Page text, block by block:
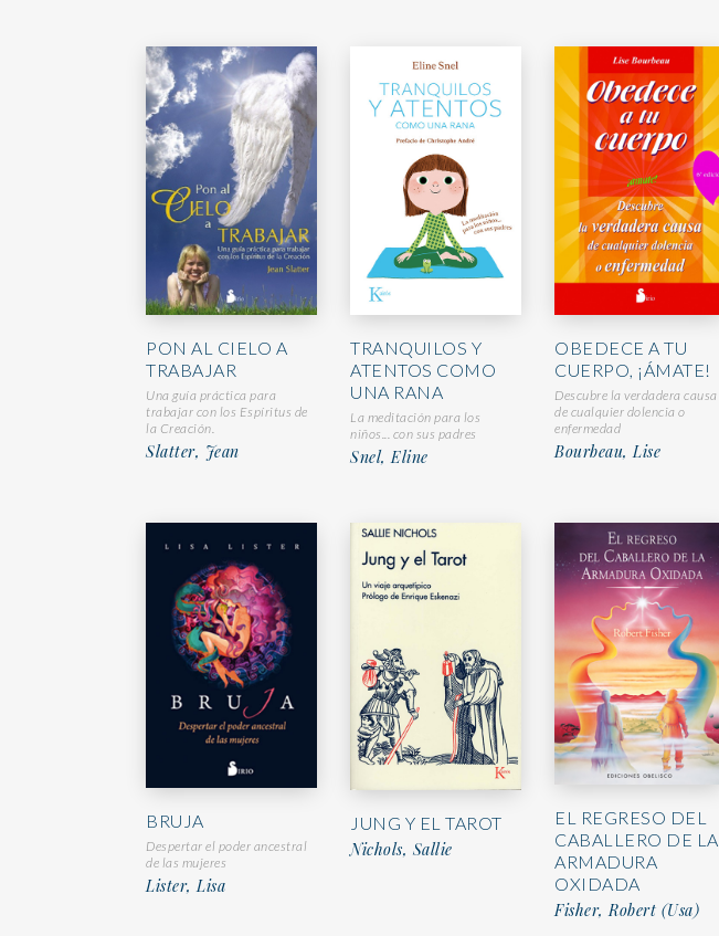
PON AL CIELO A
TRABAJAR
Una guía práctica para
trabajar con los Espíritus de
la Creación.
Slatter, Jean
TRANQUILOS Y
ATENTOS COMO
UNA RANA
La meditación para los
niños... con sus padres
Snel, Eline
OBEDECE A TU
CUERPO, ¡ÁMATE!
Descubre la verdadera causa
de cualquier dolencia o
enfermedad
Bourbeau, Lise
BRUJA
Despertar el poder ancestral
de las mujeres
Lister, Lisa
JUNG Y EL TAROT
Nichols, Sallie
EL REGRESO DEL
CABALLERO DE LA
ARMADURA
OXIDADA
Fisher, Robert (Usa)